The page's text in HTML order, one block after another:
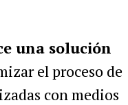
una solución
el proceso de
con medios